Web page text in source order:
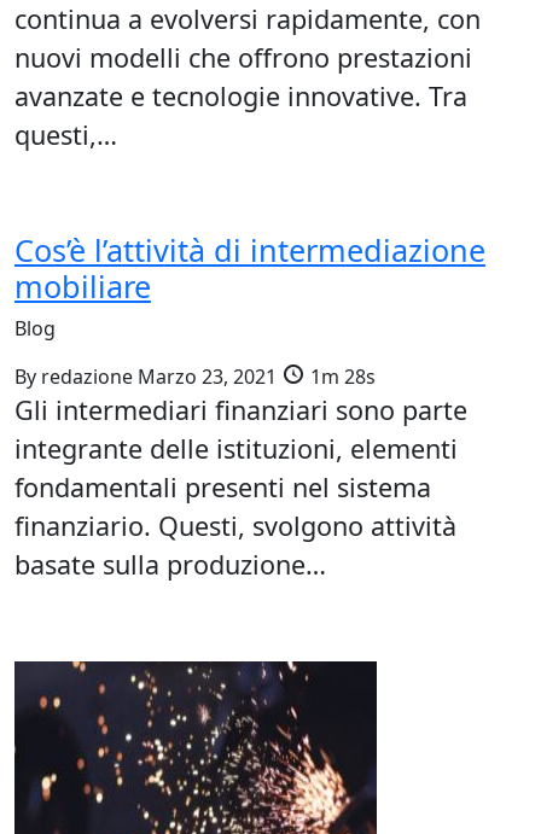
continua a evolversi rapidamente, con
nuovi modelli che offrono prestazioni
avanzate e tecnologie innovative. Tra
questi,…
Cos’è l’attività di intermediazione
mobiliare
Blog
By redazione Marzo 23, 2021 1m 28s
Gli intermediari finanziari sono parte
integrante delle istituzioni, elementi
fondamentali presenti nel sistema
finanziario. Questi, svolgono attività
basate sulla produzione…